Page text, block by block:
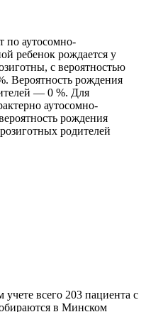
по аутосомно-
ребенок рождается у
с вероятностью
Вероятность рождения
— 0 %. Для
аутосомно-
рождения
родителей
всего 203 пациента с
в Минском